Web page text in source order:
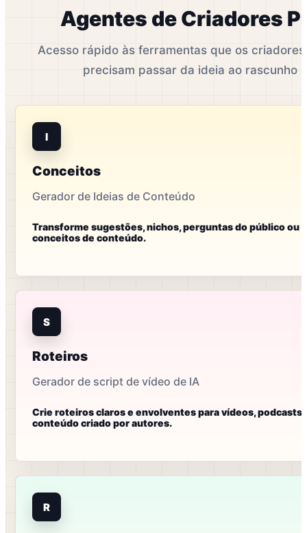
Agentes de Criadores
Acesso rápido às ferramentas que os
precisam passar da ideia ao rascunho
I
Conceitos
Gerador de Ideias de Conteúdo
Transforme sugestões, nichos, perguntas do público ou
conceitos de conteúdo.
S
Roteiros
Gerador de script de vídeo de IA
Crie roteiros claros e envolventes para vídeos, podcasts,
conteúdo criado por autores.
R